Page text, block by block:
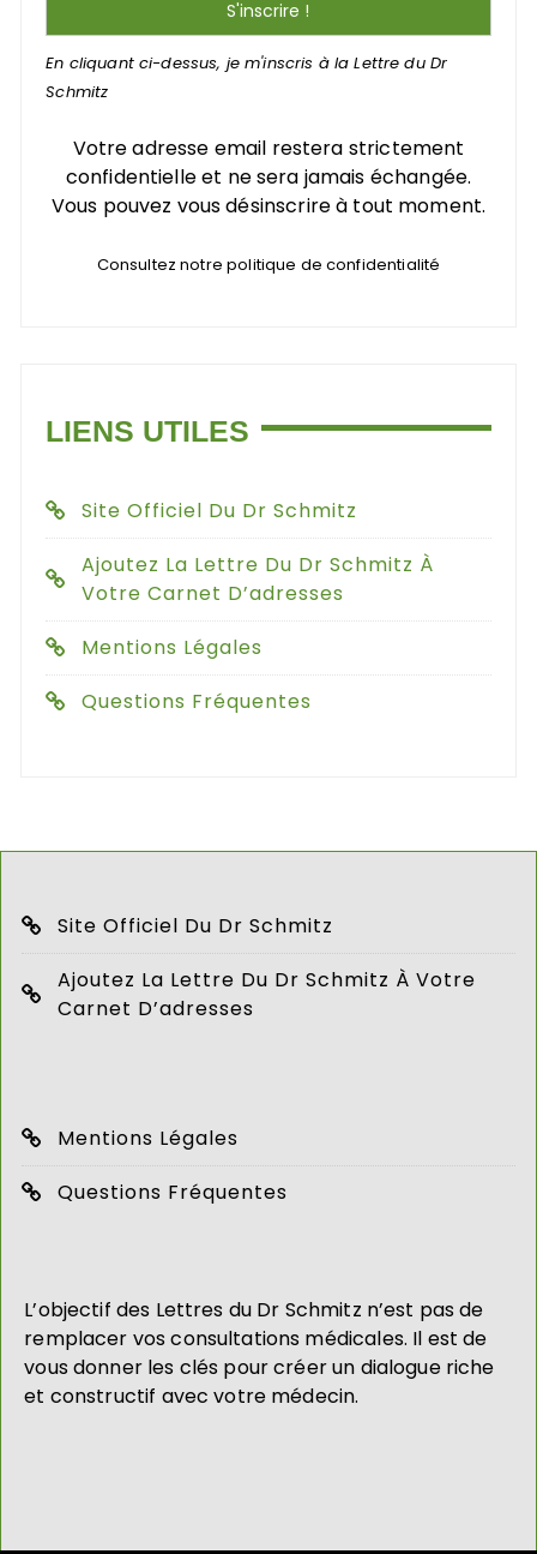
En cliquant ci-dessus, je m'inscris à la Lettre du Dr
Schmitz
Votre adresse email restera strictement
confidentielle et ne sera jamais échangée.
Vous pouvez vous désinscrire à tout moment.
Consultez notre politique de confidentialité
LIENS UTILES
Site Officiel Du Dr Schmitz
Ajoutez La Lettre Du Dr Schmitz À
Votre Carnet D’adresses
Mentions Légales
Questions Fréquentes
Site Officiel Du Dr Schmitz
Ajoutez La Lettre Du Dr Schmitz À Votre
Carnet D’adresses
Mentions Légales
Questions Fréquentes
L’objectif des Lettres du Dr Schmitz n’est pas de
remplacer vos consultations médicales. Il est de
vous donner les clés pour créer un dialogue riche
et constructif avec votre médecin.